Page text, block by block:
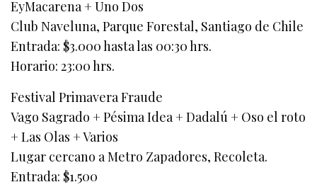
EyMacarena + Uno Dos
Club Naveluna, Parque Forestal, Santiago de Chile
Entrada: $3.000 hasta las 00:30 hrs.
Horario: 23:00 hrs.
Festival Primavera Fraude
Vago Sagrado + Pésima Idea + Dadalú + Oso el roto
+ Las Olas + Varios
Lugar cercano a Metro Zapadores, Recoleta.
Entrada: $1.500